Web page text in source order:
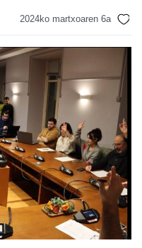
2024ko martxoaren 6a